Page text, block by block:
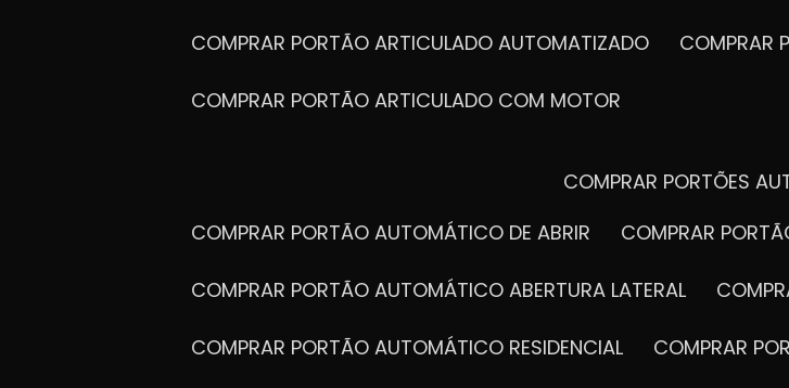
COMPRAR PORTÃO ARTICULADO AUTOMATIZADO
COMPRAR PORTÃO ARTICULADO COM MOTOR
COMPRAR PORTÕES
COMPRAR PORTÃO AUTOMÁTICO DE ABRIR
COMPRAR
COMPRAR PORTÃO AUTOMÁTICO ABERTURA LATERAL
COMPRAR PORTÃO AUTOMÁTICO RESIDENCIAL COMPRAR